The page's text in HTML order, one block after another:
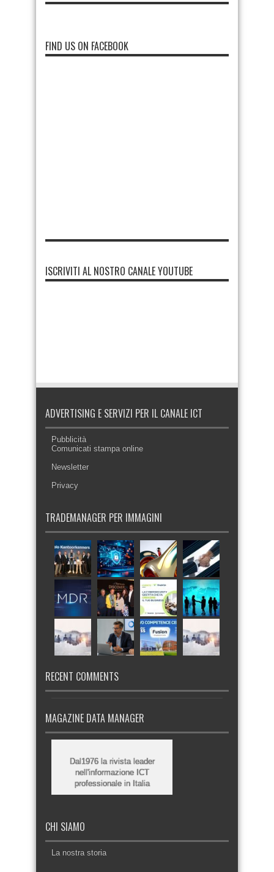
FIND US ON FACEBOOK
ISCRIVITI AL NOSTRO CANALE YOUTUBE
ADVERTISING E SERVIZI PER IL CANALE ICT
Pubblicità
Comunicati stampa online
Newsletter
Privacy
TRADEMANAGER PER IMMAGINI
RECENT COMMENTS
MAGAZINE DATA MANAGER
Dal1976 la rivista leader
nell'informazione ICT
professionale in Italia
CHI SIAMO
La nostra storia